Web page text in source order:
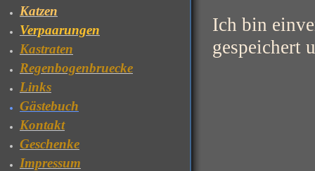
Katzen
Verpaarungen
Kastraten
Regenbogenbruecke
Links
Gästebuch
Kontakt
Geschenke
Impressum
Ich bin
gespeichert